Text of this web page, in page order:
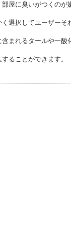
屋に臭いがつくのが
選択してユーザー
まれるタールや一
ることができます。